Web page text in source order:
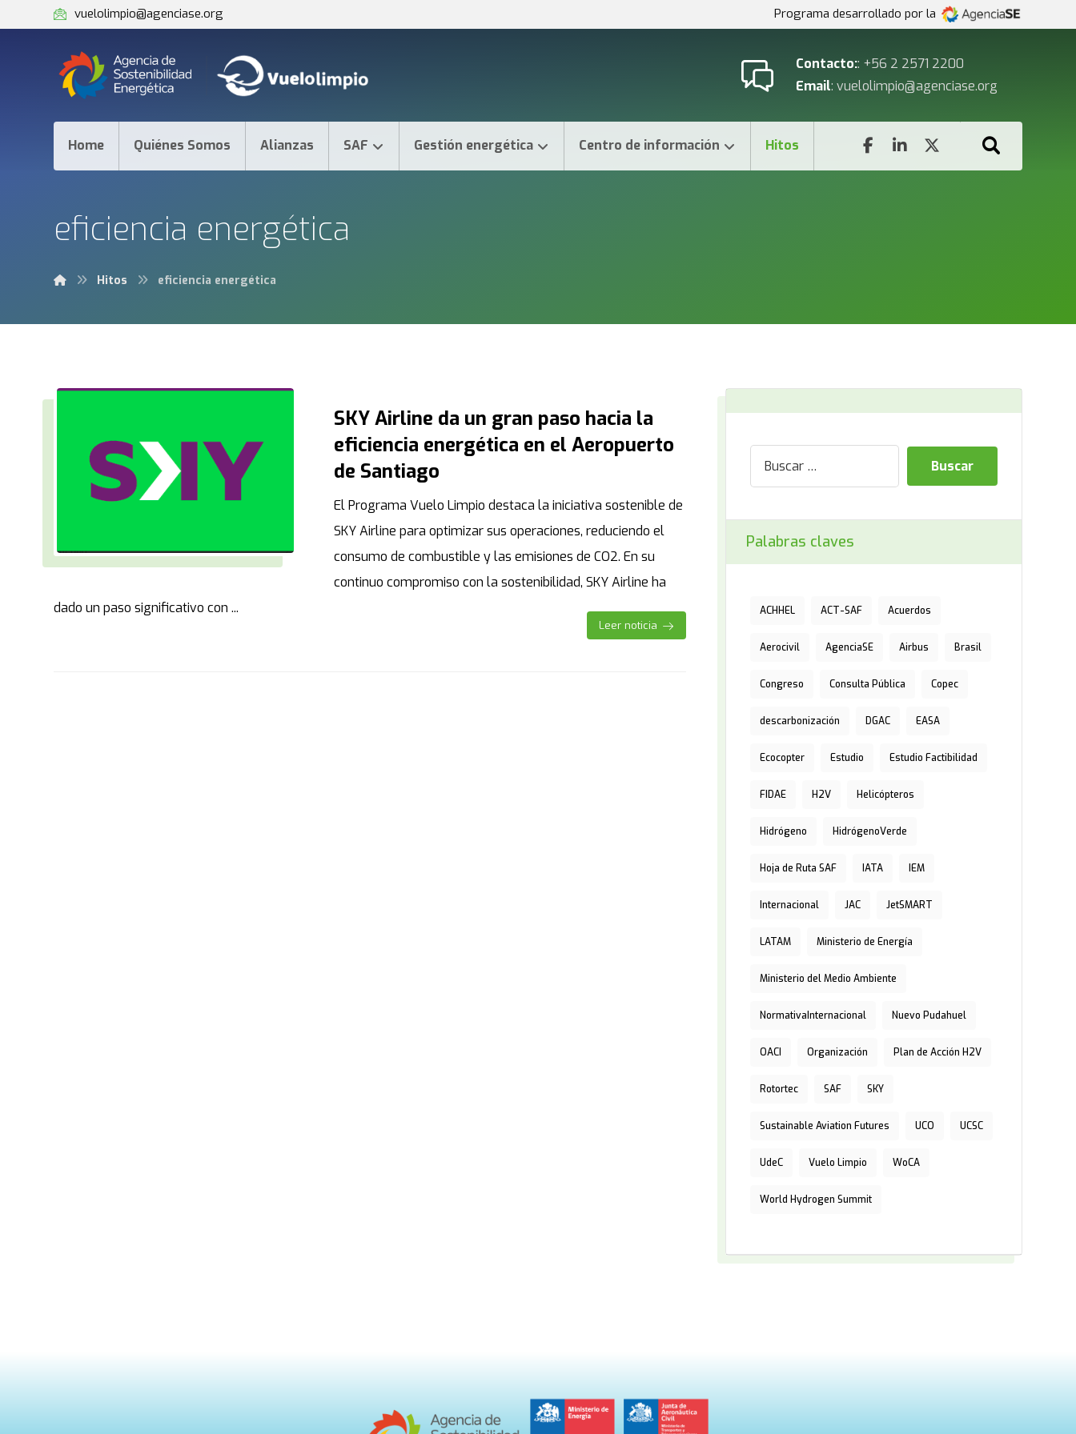
vuelolimpio@agenciase.org Programa desarrollado por la
Contacto:: +56 2 2571 2200
Email: vuelolimpio@agenciase.org
Home Quiénes Somos Alianzas SAF Gestión energética Centro de información Hitos
eficiencia energética
Hitos eficiencia energética
SKY Airline da un gran paso hacia la
eficiencia energética en el Aeropuerto
de Santiago
El Programa Vuelo Limpio destaca la iniciativa sostenible de
SKY Airline para optimizar sus operaciones, reduciendo el
consumo de combustible y las emisiones de CO2. En su
continuo compromiso con la sostenibilidad, SKY Airline ha
dado un paso significativo con ...
Leer noticia
Palabras claves
ACHHEL ACT-SAF Acuerdos
Aerocivil AgenciaSE Airbus Brasil
Congreso Consulta Pública Copec
descarbonización DGAC EASA
Ecocopter Estudio Estudio Factibilidad
FIDAE H2V Helicópteros
Hidrógeno HidrógenoVerde
Hoja de Ruta SAF IATA IEM
Internacional JAC JetSMART
LATAM Ministerio de Energía
Ministerio del Medio Ambiente
NormativaInternacional Nuevo Pudahuel
OACI Organización Plan de Acción H2V
Rotortec SAF SKY
Sustainable Aviation Futures UCO UCSC
UdeC Vuelo Limpio WoCA
World Hydrogen Summit